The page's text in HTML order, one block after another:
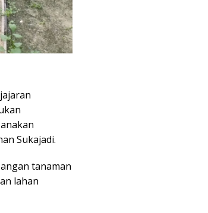
Sukajadi.
tanaman
lahan